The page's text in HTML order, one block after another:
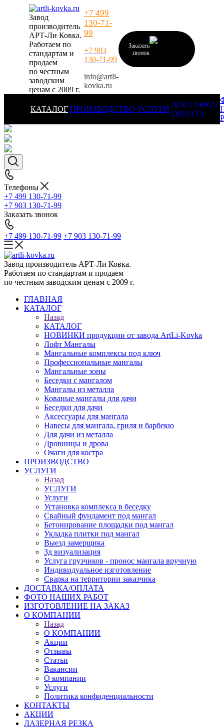
Завод
производитель
АРТ-Ли Ковка.
Работаем по
стандартам и
продаем
по честным
заводским
ценам с 2009 г.
+7 499
130-71-
99
+7 903
130-71-99
info@artli-
kovka.ru
Заказать
звонок
КАТАЛОГ ПРОИЗВОДСТВО УСЛУГИ
ДОСТАВКА/
ОПЛАТА
Телефоны
+7 499 130-71-99
+7 903 130-71-99
Заказать звонок
+7 499 130-71-99 +7 903 130-71-99
Завод производитель АРТ-Ли Ковка.
Работаем по стандартам и продаем
по честным заводским ценам с 2009 г.
ГЛАВНАЯ
КАТАЛОГ
Назад
КАТАЛОГ
НОВИНКИ продукции от завода ArtLi-Kovka
Лофт Мангалы
Мангальные комплексы под ключ
Профессиональные мангалы
Мангальные зоны
Беседки с мангалом
Мангалы из металла
Кованые мангалы для дачи
Беседки для дачи
Аксессуары для мангала
Навесы для мангала, гриля и барбекю
Для дачи из металла
Дровницы и дрова
Очаги для костра
ПРОИЗВОДСТВО
УСЛУГИ
Назад
УСЛУГИ
Услуги
Установка комплекса в беседку
Свайный фундамент под мангал
Бетонирование площадки под мангал
Укладка плитки под мангал
Выезд замерщика
3д визуализация
Услуга грузчиков - пронос мангала вручную
Индивидуальное изготовление
Сварка на территории заказчика
ДОСТАВКА/ОПЛАТА
ФОТО НАШИХ РАБОТ
ИЗГОТОВЛЕНИЕ НА ЗАКАЗ
О КОМПАНИИ
Назад
О КОМПАНИИ
Акции
Отзывы
Статьи
Вакансии
О компании
Услуги
Политика конфиденциальности
КОНТАКТЫ
АКЦИИ
ЛАЗЕРНАЯ РЕЗКА